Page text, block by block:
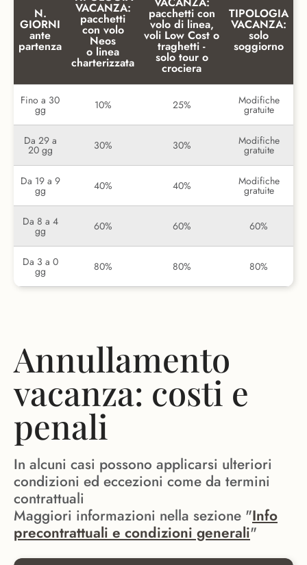
N.
GIORNI
ante
partenza
VACANZA:
pacchetti
con volo
Neos
o linea
charterizzata
pacchetti con
volo di linea,
voli Low Cost o
traghetti -
solo tour o
crociera
TIPOLOGIA
VACANZA:
solo
soggiorno
Fino a 30
gg 10% 25% Modifiche
gratuite
Da 29 a
20 gg 30% 30% Modifiche
gratuite
Da 19 a 9
gg 40% 40% Modifiche
gratuite
Da 8 a 4
gg 60% 60% 60%
Da 3 a 0
gg 80% 80% 80%
Annullamento
vacanza: costi e
penali
In alcuni casi possono applicarsi ulteriori
condizioni ed eccezioni come da termini
contrattuali
Maggiori informazioni nella sezione "Info
precontrattuali e condizioni generali"